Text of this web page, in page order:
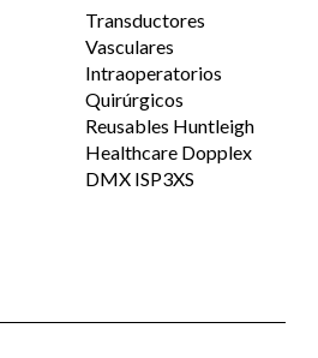
Transductores
Vasculares
Intraoperatorios
Quirúrgicos
Reusables Huntleigh
Healthcare Dopplex
DMX ISP3XS